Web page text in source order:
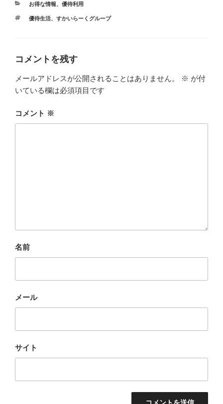
カ
ゴ
お得な情報、 優待利用
タ
優待生活、 すかいらーくグループ
コメントを残す
メールアドレスが公開されることはありません。 ※ が付
いている欄は必須項目です
コメント ※
名前
メール
サイト